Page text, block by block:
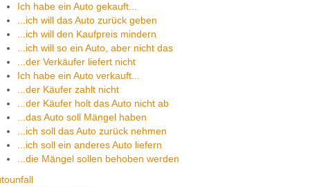
Ich habe ein Auto gekauft...
...ich will das Auto zurück geben
...ich will den Kaufpreis mindern
...ich will so ein Auto, aber nicht das
...der Verkäufer liefert nicht
Ich habe ein Auto verkauft...
...der Käufer zahlt nicht
...der Käufer holt das Auto nicht ab
...das Auto soll Mängel haben
...ich soll das Auto zurück nehmen
...ich soll ein anderes Auto liefern
...die Mängel sollen behoben werden